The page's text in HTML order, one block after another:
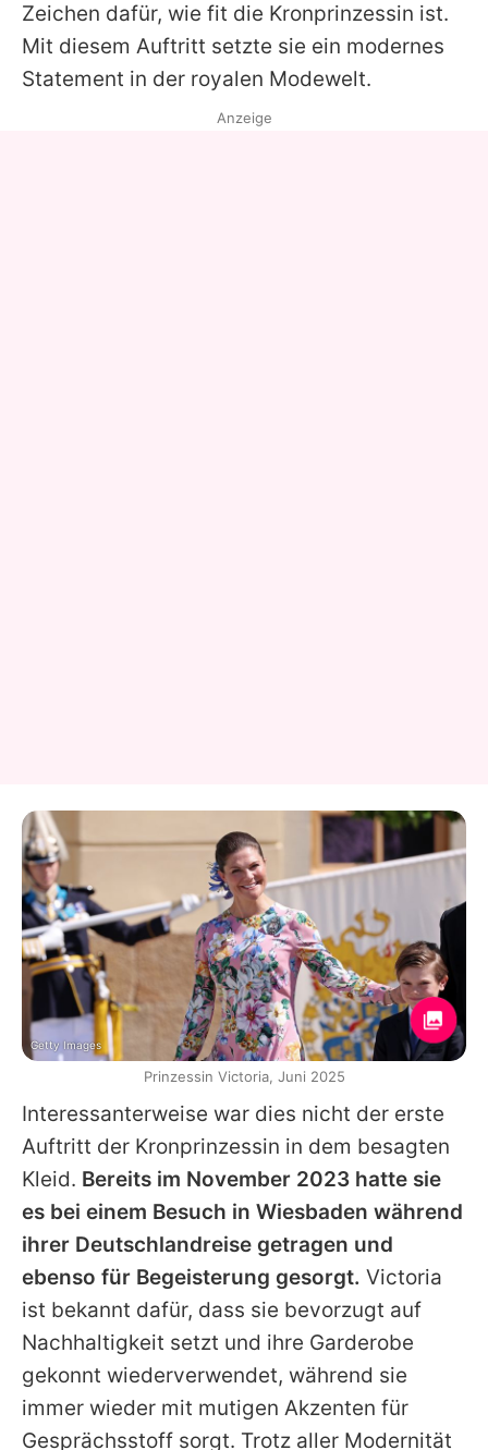
Zeichen dafür, wie fit die Kronprinzessin ist.
Mit diesem Auftritt setzte sie ein modernes
Statement in der royalen Modewelt.
Interessanterweise war dies nicht der erste
Auftritt der Kronprinzessin in dem besagten
Kleid. Bereits im November 2023 hatte sie
es bei einem Besuch in Wiesbaden während
ihrer Deutschlandreise getragen und
ebenso für Begeisterung gesorgt. Victoria
ist bekannt dafür, dass sie bevorzugt auf
Nachhaltigkeit setzt und ihre Garderobe
gekonnt wiederverwendet, während sie
immer wieder mit mutigen Akzenten für
Gesprächsstoff sorgt. Trotz aller Modernität
Anzeige
Getty Images
Prinzessin Victoria, Juni 2025